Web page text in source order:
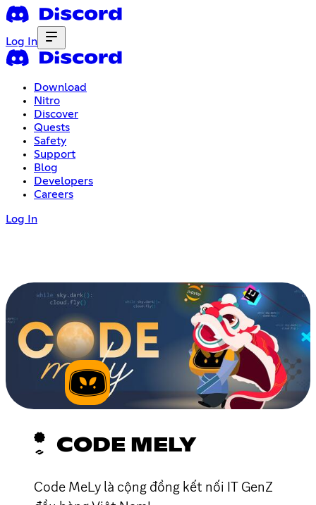
Log In
Download
Nitro
Discover
Quests
Safety
Support
Blog
Developers
Careers
Log In
CODE MELY
Code MeLy là cộng đồng kết nối IT GenZ